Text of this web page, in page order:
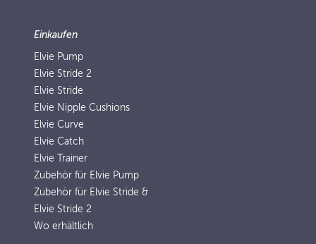
Einkaufen
Elvie Pump
Elvie Stride 2
Elvie Stride
Elvie Nipple Cushions
Elvie Curve
Elvie Catch
Elvie Trainer
Zubehör für Elvie Pump
Zubehör für Elvie Stride &
Elvie Stride 2
Wo erhältlich